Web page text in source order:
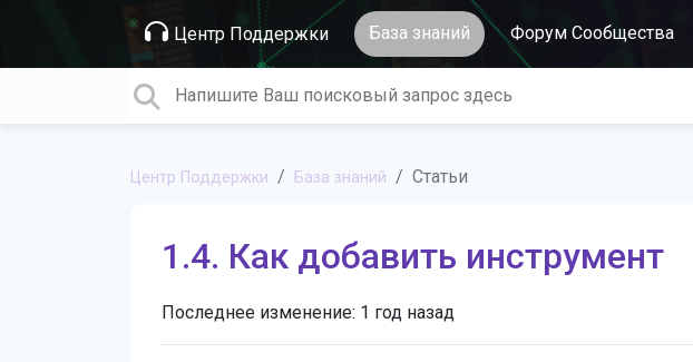
Центр Поддержки База знаний Форум Сообщества
Центр Поддержки База знаний Статьи
1.4. Как добавить инструмент
Последнее изменение: 1 год назад